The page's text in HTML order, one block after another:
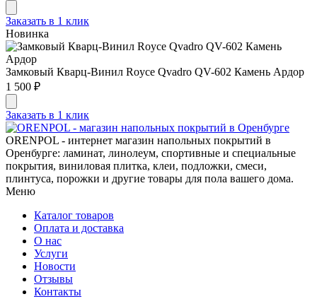
Заказать в 1 клик
Новинка
Замковый Кварц-Винил Royce Qvadro QV-602 Камень Ардор
1 500 ₽
Заказать в 1 клик
ORENPOL - интернет магазин напольных покрытий в
Оренбурге: ламинат, линолеум, спортивные и специальные
покрытия, виниловая плитка, клеи, подложки, смеси,
плинтуса, порожки и другие товары для пола вашего дома.
Меню
Каталог товаров
Оплата и доставка
О нас
Услуги
Новости
Отзывы
Контакты